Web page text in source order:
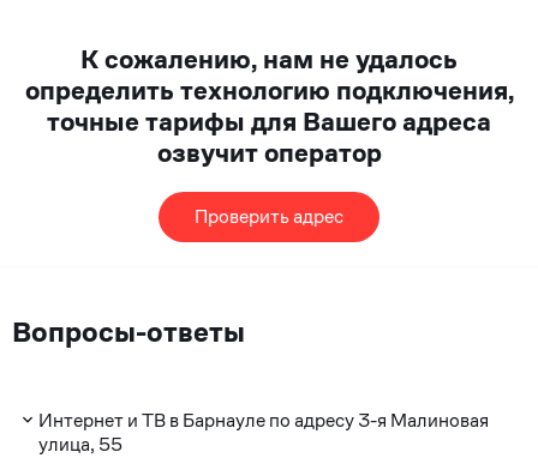
К сожалению, нам не удалось
определить технологию подключения,
точные тарифы для Вашего адреса
озвучит оператор
Проверить адрес
Вопросы-ответы
Интернет и ТВ в Барнауле по адресу 3-я Малиновая
улица, 55